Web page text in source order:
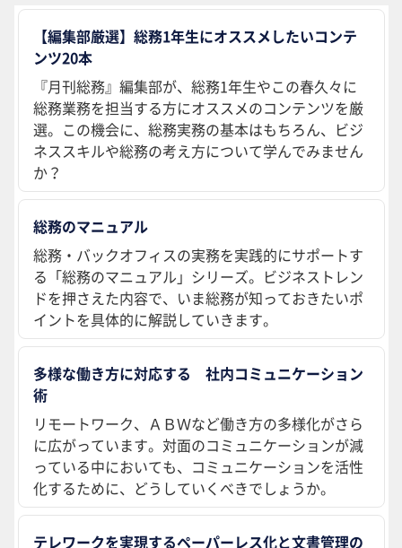
【編集部厳選】総務1年生にオススメしたいコンテ
ンツ20本
『月刊総務』編集部が、総務1年生やこの春久々に
総務業務を担当する方にオススメのコンテンツを厳
選。この機会に、総務実務の基本はもちろん、ビジ
ネススキルや総務の考え方について学んでみません
か？
総務のマニュアル
総務・バックオフィスの実務を実践的にサポートす
る「総務のマニュアル」シリーズ。ビジネストレン
ドを押さえた内容で、いま総務が知っておきたいポ
イントを具体的に解説していきます。
多様な働き方に対応する 社内コミュニケーション
術
リモートワーク、ＡＢＷなど働き方の多様化がさら
に広がっています。対面のコミュニケーションが減
っている中においても、コミュニケーションを活性
化するために、どうしていくべきでしょうか。
テレワークを実現するペーパーレス化と文書管理の